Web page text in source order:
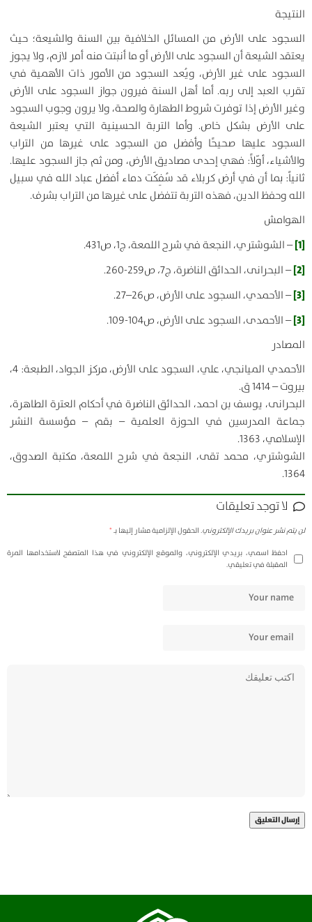
النتيجة
السجود على الأرض من المسائل الخلافية بين السنة والشيعة؛ حيث
يعتقد الشيعة أن السجود على الأرض أو ما أنبتت منه أمر لازم، ولا يجوز
السجود على غير الأرض، ويُعد السجود من الأمور ذات الأهمية في
تقرب العبد إلى ربه. أما أهل السنة فيرون جواز السجود على الأرض
وغير الأرض إذا توفرت شروط الطهارة والصحة، ولا يرون وجوب السجود
على الأرض بشكل خاص. وأما التربة الحسينية التي يعتبر الشيعة
السجود عليها صحيحًا وأفضل من السجود على غيرها من التراب
والأشياء، أوّلاً: فهي إحدى مصاديق الأرض، ومن ثم جاز السجود عليها.
ثانياً: بما أن في أرض كربلاء قد سُفِكَت دماء أفضل عباد الله في سبيل
الله وحفظ الدين، فهذه التربة تتفضل على غيرها من التراب بشرف.
الهوامش
[1] – الشوشتري، النجعة في شرح اللمعة، ج1، ص431.
[2] – البحرانی، الحدائق الناضرة، ج7 ، ص259-260.
[3] – الأحمدي، السجود علی الأرض، ص26–27.
[3] – الأحمدی، السجود علی الأرض، ص104-109.
المصادر
الأحمدي الميانجي، علي، السجود علی الأرض، مركز الجواد، الطبعة: 4،
بيروت – 1414 ق.
البحرانی، یوسف بن احمد، الحدائق الناضرة في أحكام العترة الطاهرة،
جماعة المدرسين في الحوزة العلمیة – بقم – مؤسسة النشر
الإسلامي، 1363.
الشوشتري، محمد تقی، النجعة في شرح اللمعة، مکتبة الصدوق،
1364.
لا توجد تعليقات
لن يتم نشر عنوان بريدك الإلكتروني.الحقول الإلزامية مشار إليها بـ*
احفظ اسمي، بريدي الإلكتروني، والموقع الإلكتروني في هذا المتصفح لاستخدامها المرة
المقبلة في تعليقي.